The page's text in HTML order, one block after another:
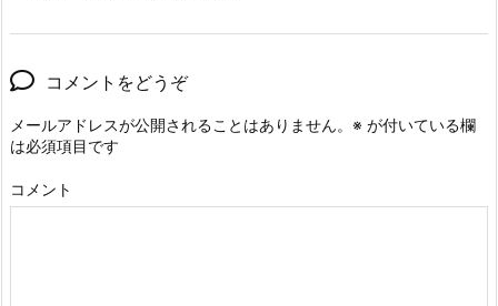
コメントをどうぞ
メールアドレスが公開されることはありません。 ※ が付いている欄
は必須項目です
コメント